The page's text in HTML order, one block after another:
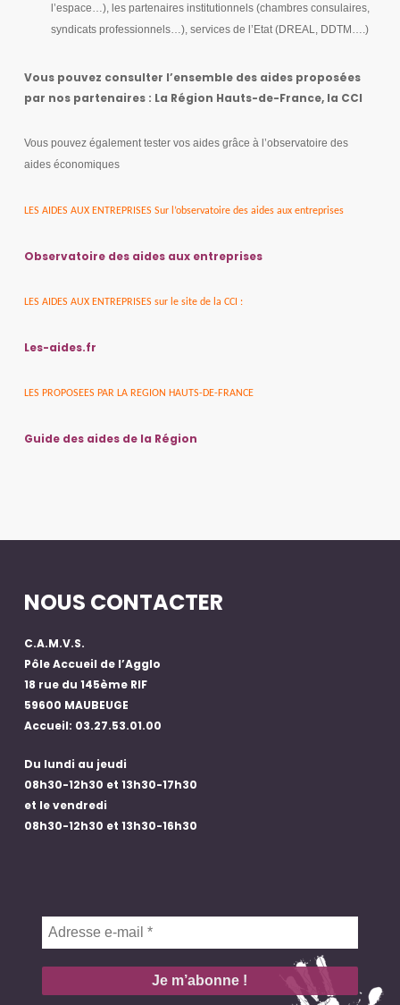
l’espace…), les partenaires institutionnels (chambres consulaires,
syndicats professionnels…), services de l’Etat (DREAL, DDTM….)
Vous pouvez consulter l’ensemble des aides proposées
par nos partenaires : La Région Hauts-de-France, la CCI
Vous pouvez également tester vos aides grâce à l’observatoire des
aides économiques
LES AIDES AUX ENTREPRISES Sur l’observatoire des aides aux entreprises
Observatoire des aides aux entreprises
LES AIDES AUX ENTREPRISES sur le site de la CCI :
Les-aides.fr
LES PROPOSEES PAR LA REGION HAUTS-DE-FRANCE
Guide des aides de la Région
NOUS CONTACTER
C.A.M.V.S.
Pôle Accueil de l’Agglo
18 rue du 145ème RIF
59600 MAUBEUGE
Accueil: 03.27.53.01.00
Du lundi au jeudi
08h30-12h30 et 13h30-17h30
et le vendredi
08h30-12h30 et 13h30-16h30
Adresse
mail